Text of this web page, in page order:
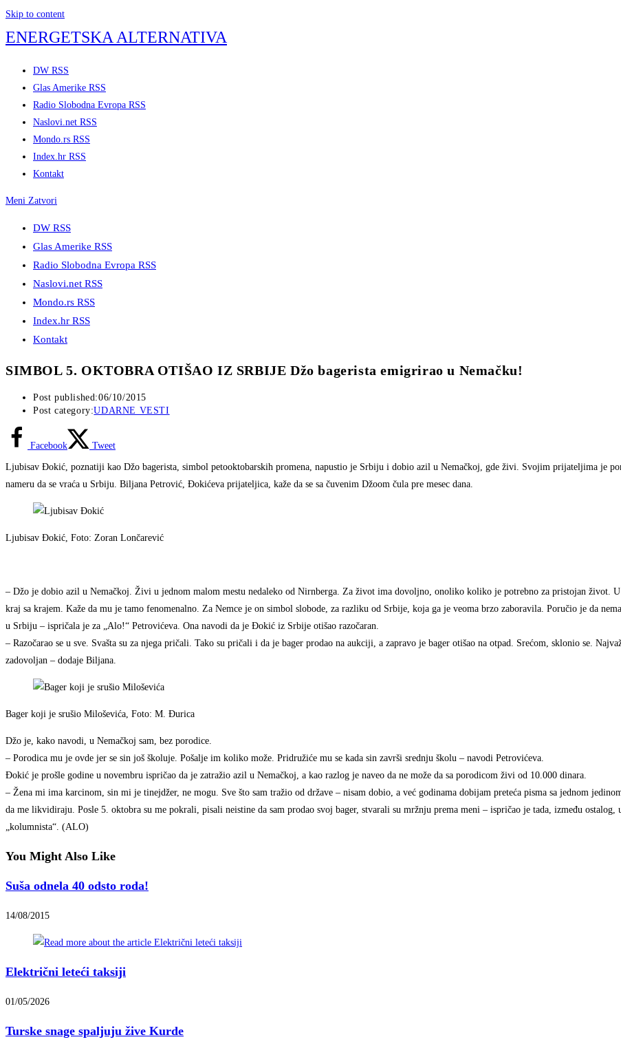
Skip to content
ENERGETSKA ALTERNATIVA
DW RSS
Glas Amerike RSS
Radio Slobodna Evropa RSS
Naslovi.net RSS
Mondo.rs RSS
Index.hr RSS
Kontakt
Meni Zatvori
DW RSS
Glas Amerike RSS
Radio Slobodna Evropa RSS
Naslovi.net RSS
Mondo.rs RSS
Index.hr RSS
Kontakt
SIMBOL 5. OKTOBRA OTIŠAO IZ SRBIJE Džo bagerista emigrirao u Nemačku!
Post published:06/10/2015
Post category:UDARNE VESTI
Facebook Tweet
Ljubisav Đokić, poznatiji kao Džo bagerista, simbol petooktobarskih promena, napustio je Srbiju i dobio azil u Nemačkoj, gde živi. Svojim prijateljima je
nameru da se vraća u Srbiju. Biljana Petrović, Đokićeva prijateljica, kaže da se sa čuvenim Džoom čula pre mesec dana.
Ljubisav Đokić, Foto: Zoran Lončarević
– Džo je dobio azil u Nemačkoj. Živi u jednom malom mestu nedaleko od Nirnberga. Za život ima dovoljno, onoliko koliko je potrebno za pristojan život.
kraj sa krajem. Kaže da mu je tamo fenomenalno. Za Nemce je on simbol slobode, za razliku od Srbije, koja ga je veoma brzo zaboravila. Poručio je da
u Srbiju – ispričala je za „Alo!“ Petrovićeva. Ona navodi da je Đokić iz Srbije otišao razočaran.
– Razočarao se u sve. Svašta su za njega pričali. Tako su pričali i da je bager prodao na aukciji, a zapravo je bager otišao na otpad. Srećom, sklonio se.
zadovoljan – dodaje Biljana.
Bager koji je srušio Miloševića, Foto: M. Đurica
Džo je, kako navodi, u Nemačkoj sam, bez porodice.
– Porodica mu je ovde jer se sin još školuje. Pošalje im koliko može. Pridružiće mu se kada sin završi srednju školu – navodi Petrovićeva.
Đokić je prošle godine u novembru ispričao da je zatražio azil u Nemačkoj, a kao razlog je naveo da ne može da sa porodicom živi od 10.000 dinara.
– Žena mi ima karcinom, sin mi je tinejdžer, ne mogu. Sve što sam tražio od države – nisam dobio, a već godinama dobijam preteća pisma sa jednom
da me likvidiraju. Posle 5. oktobra su me pokrali, pisali neistine da sam prodao svoj bager, stvarali su mržnju prema meni – ispričao je tada, između ostalog,
„kolumnista“. (ALO)
You Might Also Like
Suša odnela 40 odsto roda!
14/08/2015
Električni leteći taksiji
01/05/2026
Turske snage spaljuju žive Kurde